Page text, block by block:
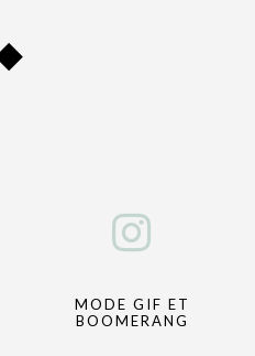
MODE GIF ET
BOOMERANG